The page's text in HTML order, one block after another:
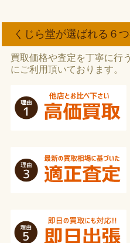
くじら堂が選ばれる６
買取価格や査定を丁寧に行
にご利用頂いております。